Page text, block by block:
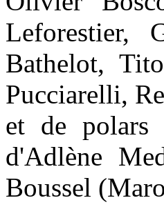
Leforestier,
Bathelot,
Pucciarelli,
et de polars
d'Adlène
Boussel